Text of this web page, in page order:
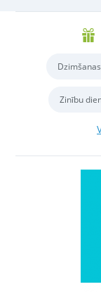
Zinību